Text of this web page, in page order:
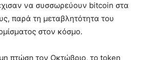
να συσσωρεύουν bitcoin στα
παρά τη μεταβλητότητα του
στον κόσμο.
πτώση τον Οκτώβριο, το token